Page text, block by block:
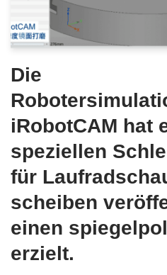
Die
iRobotCAM hat
speziellen
für
scheiben
einen
erzielt.